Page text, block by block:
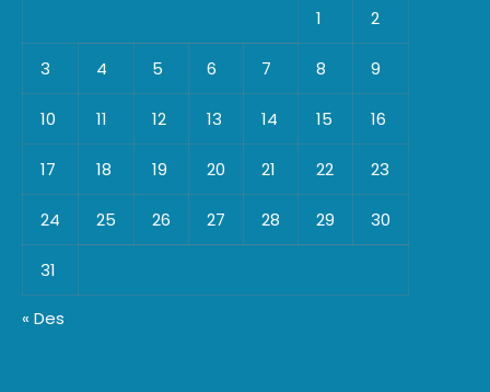
1
2
3 4 5 6 7 8 9
10 11 12 13 14 15 16
17 18 19 20 21 22 23
24 25 26 27 28 29 30
31
« Des